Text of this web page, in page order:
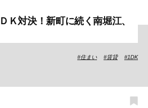
Ｋ対決！新町に続く南堀江、
住まい 賃貸 1DK